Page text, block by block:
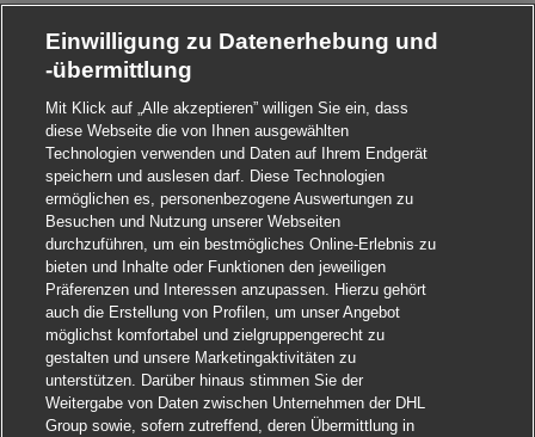
Einwilligung zu Datenerhebung und
-übermittlung
Mit Klick auf „Alle akzeptieren” willigen Sie ein, dass
diese Webseite die von Ihnen ausgewählten
Technologien verwenden und Daten auf Ihrem Endgerät
speichern und auslesen darf. Diese Technologien
ermöglichen es, personenbezogene Auswertungen zu
Besuchen und Nutzung unserer Webseiten
durchzuführen, um ein bestmögliches Online-Erlebnis zu
bieten und Inhalte oder Funktionen den jeweiligen
Präferenzen und Interessen anzupassen. Hierzu gehört
auch die Erstellung von Profilen, um unser Angebot
möglichst komfortabel und zielgruppengerecht zu
gestalten und unsere Marketingaktivitäten zu
unterstützen. Darüber hinaus stimmen Sie der
Weitergabe von Daten zwischen Unternehmen der DHL
Group sowie, sofern zutreffend, deren Übermittlung in